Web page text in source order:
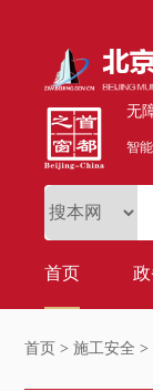
无
智
首页
首页 >施工安全 >